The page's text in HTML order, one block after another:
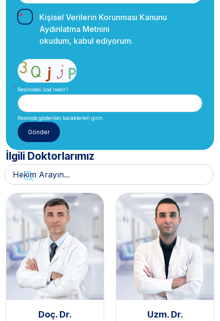
Kişisel Verilerin Korunması Kanunu
Aydınlatma Metnini
okudum, kabul ediyorum.
Resimdeki kod nedir?
Resimde gösterilen karakterleri girin.
İlgili Doktorlarımız
Doç. Dr.
Uzm. Dr.